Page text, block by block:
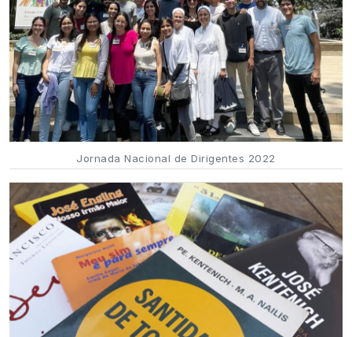
Jornada Nacional de Dirigentes 2022